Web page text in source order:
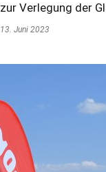
zur Verlegung der
13. Juni 2023